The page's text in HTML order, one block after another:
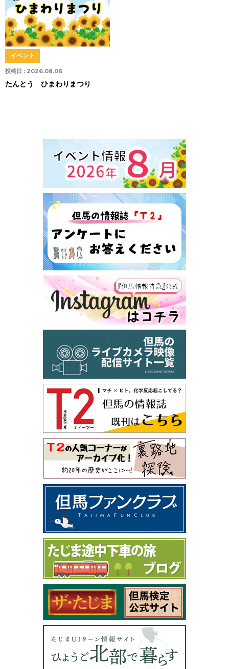
投稿日 : 2026.08.06
イベント
たんとう ひまわりまつり